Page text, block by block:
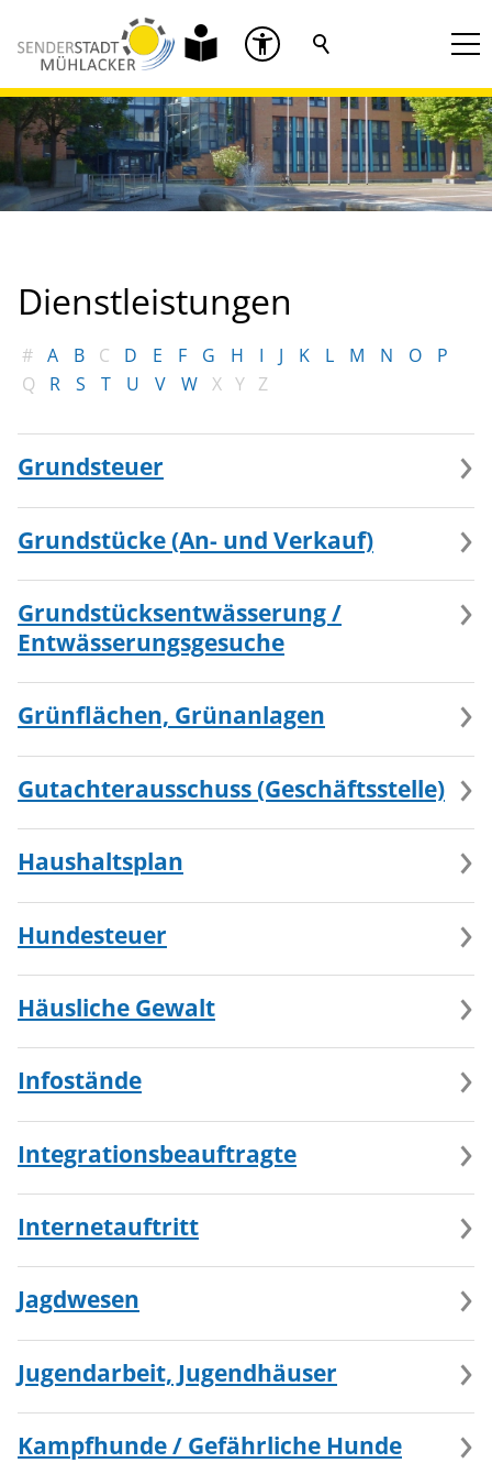
Dienstleistungen
# A B C D E F G H I J K L M N O
P
Q
R S T U V W X Y Z
Grundsteuer
Grundstücke (An- und Verkauf)
Grundstücksentwässerung /
Entwässerungsgesuche
Grünflächen, Grünanlagen
Gutachterausschuss (Geschäftsstelle)
Haushaltsplan
Hundesteuer
Häusliche Gewalt
Infostände
Integrationsbeauftragte
Internetauftritt
Jagdwesen
Jugendarbeit, Jugendhäuser
Kampfhunde / Gefährliche Hunde